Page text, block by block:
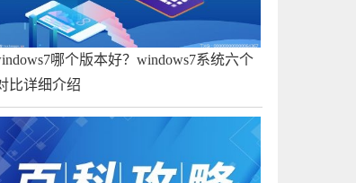
哪个版本好？windows7系统六个
比详细介绍